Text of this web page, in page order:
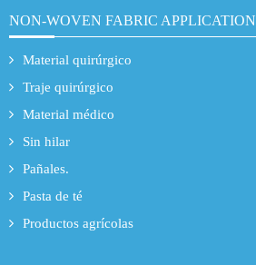
NON-WOVEN FABRIC APPLICATION
Material quirúrgico
Traje quirúrgico
Material médico
Sin hilar
Pañales.
Pasta de té
Productos agrícolas